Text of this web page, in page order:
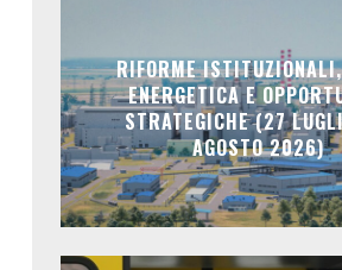
RIFORME
ENERGETICA E
STRATEGICHE (27
AGOSTO 2026)